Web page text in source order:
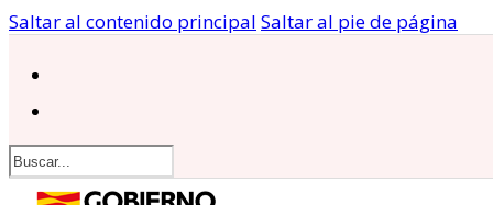
Saltar al contenido principal Saltar al pie de página
Buscar